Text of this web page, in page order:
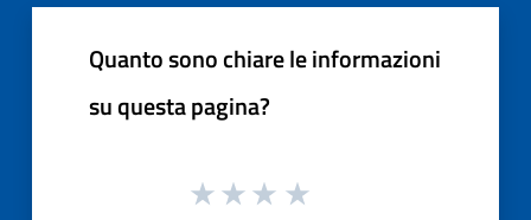
Quanto sono chiare le informazioni
su questa pagina?